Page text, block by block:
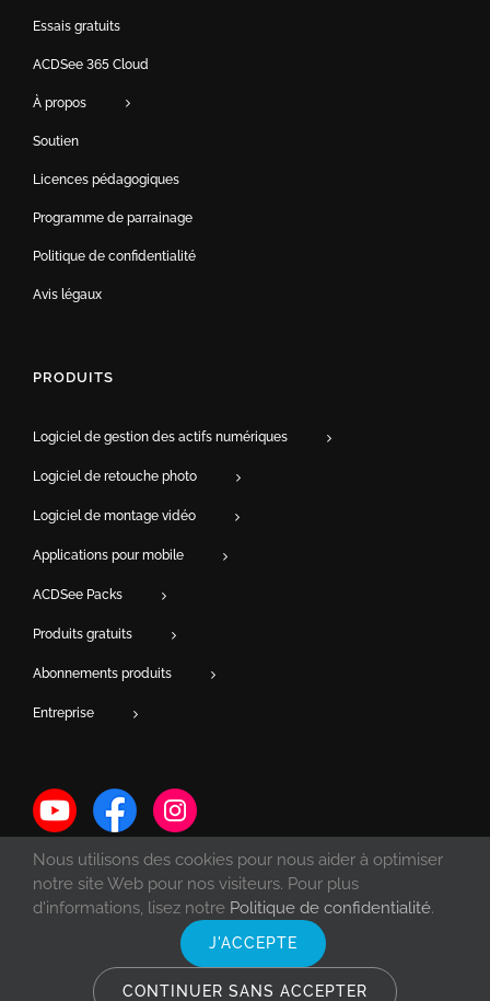
Essais gratuits
ACDSee 365 Cloud
À propos
Soutien
Licences pédagogiques
Programme de parrainage
Politique de confidentialité
Avis légaux
PRODUITS
Logiciel de gestion des actifs numériques
Logiciel de retouche photo
Logiciel de montage vidéo
Applications pour mobile
ACDSee Packs
Produits gratuits
Abonnements produits
Entreprise
2026 ACD Systems International Inc. | Tous droits
réservés. | Protégé par les lois du copyright des États-Unis et du Canada
et par des traités internationaux.
Nous utilisons des cookies pour nous aider à optimiser
notre site Web pour nos visiteurs. Pour plus
d'informations, lisez notre Politique de confidentialité.
J'ACCEPTE
CONTINUER SANS ACCEPTER